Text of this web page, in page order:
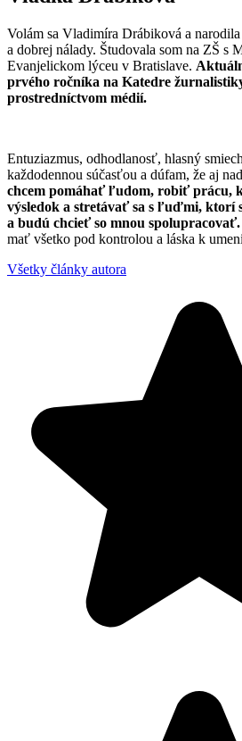
Volám sa Vladimíra Drábiková a
a dobrej nálady. Študovala som na ZŠ s
Evanjelickom lýceu v Bratislave.
prvého ročníka na Katedre
prostredníctvom médií.
Entuziazmus, odhodlanosť, hlasný
každodennou súčasťou a dúfam, že aj
chcem pomáhať ľudom, robiť prácu,
výsledok a stretávať sa s ľuďmi, ktorí
a budú chcieť so mnou spolupracovať.
mať všetko pod kontrolou a láska k
Všetky články autora